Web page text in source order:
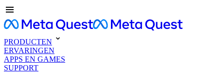
PRODUCTEN
ERVARINGEN
APPS EN GAMES
SUPPORT